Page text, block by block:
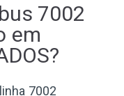
7002
em
7002